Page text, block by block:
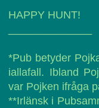
HAPPY HUNT!
*Pub betyder
iallafall. Ibland
var Pojken ifråga
**Irlänsk i